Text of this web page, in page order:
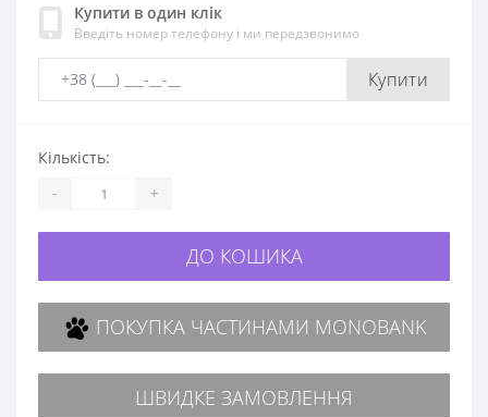
Купити в один клік
Введіть номер телефону і ми передзвонимо
Купити
Кількість:
- +
ДО КОШИКА
ПОКУПКА ЧАСТИНАМИ MONOBANK
ШВИДКЕ ЗАМОВЛЕННЯ